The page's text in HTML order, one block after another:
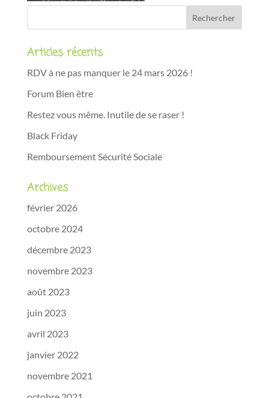
Articles récents
RDV à ne pas manquer le 24 mars 2026 !
Forum Bien être
Restez vous même. Inutile de se raser !
Black Friday
Remboursement Sécurité Sociale
Archives
février 2026
octobre 2024
décembre 2023
novembre 2023
août 2023
juin 2023
avril 2023
janvier 2022
novembre 2021